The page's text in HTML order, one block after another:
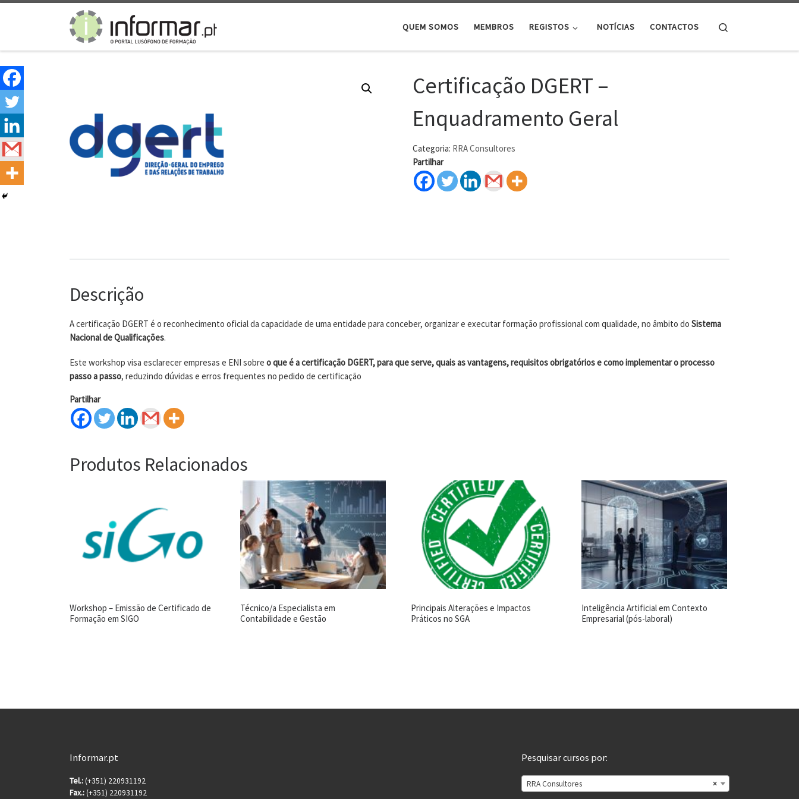
Skip to content
QUEM SOMOS MEMBROS REGISTOS NOTÍCIAS CONTACTOS
Certificação DGERT –
Enquadramento Geral
Categoria: RRA Consultores
Partilhar
Descrição
A certificação DGERT é o reconhecimento oficial da capacidade de uma entidade para conceber, organizar e executar formação profissional com qualidade, no âmbito do Sistema
Nacional de Qualificações.
Este workshop visa esclarecer empresas e ENI sobre o que é a certificação DGERT, para que serve, quais as vantagens, requisitos obrigatórios e como implementar o processo
passo a passo, reduzindo dúvidas e erros frequentes no pedido de certificação
Partilhar
Produtos Relacionados
Workshop – Emissão de Certificado de
Formação em SIGO
Técnico/a Especialista em
Contabilidade e Gestão
Principais Alterações e Impactos
Práticos no SGA
Inteligência Artificial em Contexto
Empresarial (pós-laboral)
Informar.pt
Tel.:(+351) 220931192
Fax.:(+351) 220931192
Pesquisar cursos por:
×
RRA Consultores